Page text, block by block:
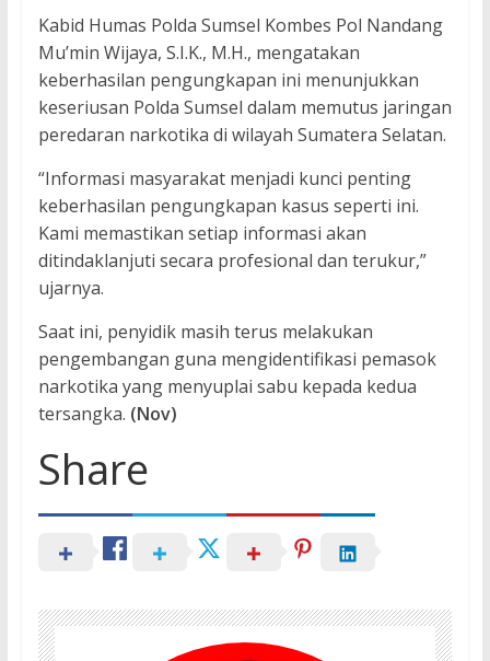
Kabid Humas Polda Sumsel Kombes Pol Nandang
Mu’min Wijaya, S.I.K., M.H., mengatakan
keberhasilan pengungkapan ini menunjukkan
keseriusan Polda Sumsel dalam memutus jaringan
peredaran narkotika di wilayah Sumatera Selatan.
“Informasi masyarakat menjadi kunci penting
keberhasilan pengungkapan kasus seperti ini.
Kami memastikan setiap informasi akan
ditindaklanjuti secara profesional dan terukur,”
ujarnya.
Saat ini, penyidik masih terus melakukan
pengembangan guna mengidentifikasi pemasok
narkotika yang menyuplai sabu kepada kedua
tersangka. (Nov)
Share